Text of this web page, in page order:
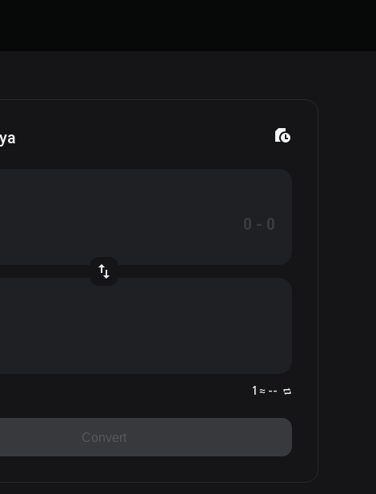
1 ≈ --
Convert